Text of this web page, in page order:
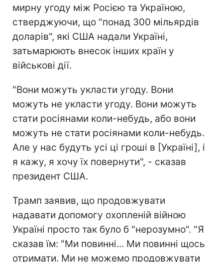
мирну угоду між Росією та Україною,
стверджуючи, що "понад 300 мільярдів
доларів", які США надали Україні,
затьмарюють внесок інших країн у
військові дії.
"Вони можуть укласти угоду. Вони
можуть не укласти угоду. Вони можуть
стати росіянами коли-небудь, або вони
можуть не стати росіянами коли-небудь.
Але у нас будуть усі ці гроші в [Україні], і
я кажу, я хочу їх повернути", - сказав
президент США.
Трамп заявив, що продовжувати
надавати допомогу охопленій війною
Україні просто так було б "нерозумно". "Я
сказав їм: "Ми повинні... Ми повинні щось
отримати. Ми не можемо продовжувати